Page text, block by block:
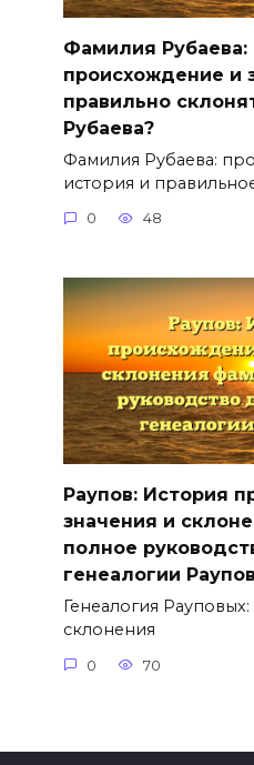
Фамилия Рубаева:
происхождение и
правильно
Рубаева?
Фамилия Рубаева:
история и
0 48
Раупов: История
значения и
полное
генеалогии
Генеалогия
склонения
0 70